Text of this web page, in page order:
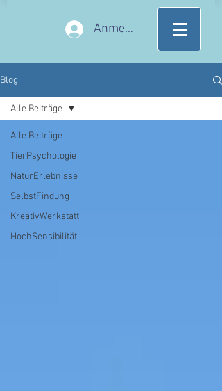
Anmelden
Blog
Alle Beiträge
TierPsychologie
NaturErlebnisse
SelbstFindung
KreativWerkstatt
HochSensibilität
Alle Beiträge